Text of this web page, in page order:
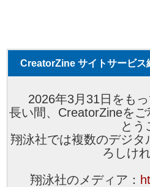
CreatorZine サイトサービス
2026年3月31日をも
長い間、CreatorZineを
とう
翔泳社では複数のデジ
ろしけ
翔泳社のメディア：